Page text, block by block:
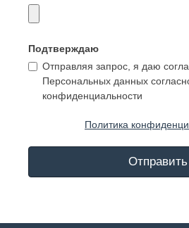
Подтверждаю
Отправляя запрос, я даю
Персональных данных
конфиденциальности
Политика
Отправить